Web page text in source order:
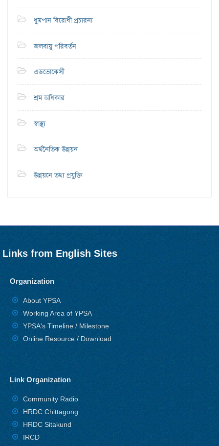
ধুমপান বিরোধী প্রচারনা
জলবায়ু পরিবর্তন
এডভোকেসী
শ্রম অধিকার
স্বাস্থ্য
অর্থনৈতিক উন্নয়ন
উন্নয়নে তথ্য প্রযুক্তি
Links from English Sites
Organization
About YPSA
Working Area of YPSA
YPSA's Timeline / Milestone
Online Resource / Download
Link Organization
Community Radio
HRDC Chittagong
HRDC Sitakund
IRCD